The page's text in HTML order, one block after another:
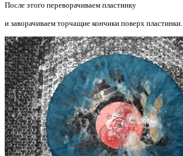
После этого переворачиваем пластинку
и заворачиваем торчащие кончики поверх пластинки.